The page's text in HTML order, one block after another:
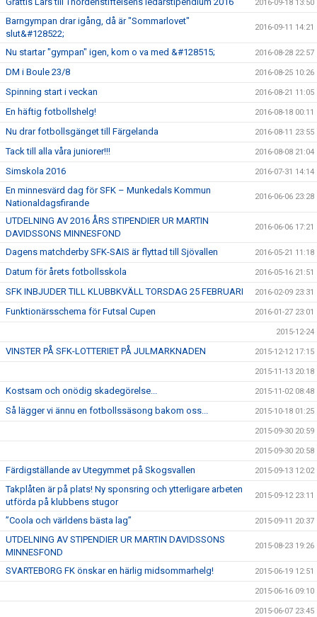
2016-09-18 13:50
Barngympan drar igång, då är "Sommarlovet"
slut&#128522;
2016-09-11 14:21
Nu startar "gympan" igen, kom o va med &#128515; 2016-08-28 22:57
DM i Boule 23/8 2016-08-25 10:26
Spinning start i veckan 2016-08-21 11:05
En häftig fotbollshelg! 2016-08-18 00:11
Nu drar fotbollsgänget till Färgelanda 2016-08-11 23:55
Tack till alla våra juniorer!!! 2016-08-08 21:04
Simskola 2016 2016-07-31 14:14
En minnesvärd dag för SFK – Munkedals Kommun
Nationaldagsfirande
2016-06-06 23:28
UTDELNING AV 2016 ÅRS STIPENDIER UR MARTIN
DAVIDSSONS MINNESFOND
2016-06-06 17:21
Dagens matchderby SFK-SAIS är flyttad till Sjövallen 2016-05-21 11:18
Datum för årets fotbollsskola 2016-05-16 21:51
SFK INBJUDER TILL KLUBBKVÄLL TORSDAG 25 FEBRUARI 2016-02-09 23:31
Funktionärsschema för Futsal Cupen 2016-01-27 23:01
2015-12-24
VINSTER PÅ SFK-LOTTERIET PÅ JULMARKNADEN 2015-12-12 17:15
2015-11-13 20:18
Kostsam och onödig skadegörelse... 2015-11-02 08:48
Så lägger vi ännu en fotbollssäsong bakom oss... 2015-10-18 01:25
2015-09-30 20:59
2015-09-30 20:58
Färdigställande av Utegymmet på Skogsvallen 2015-09-13 12:02
Takplåten är på plats! Ny sponsring och ytterligare arbeten
utförda på klubbens stugor
2015-09-12 23:11
”Coola och världens bästa lag” 2015-09-11 20:37
UTDELNING AV STIPENDIER UR MARTIN DAVIDSSONS
MINNESFOND
2015-08-23 19:26
SVARTEBORG FK önskar en härlig midsommarhelg! 2015-06-19 12:51
2015-06-16 09:10
2015-06-07 23:45